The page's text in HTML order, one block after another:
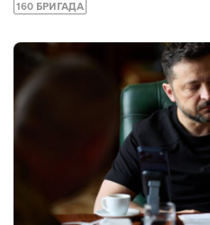
160 БРИГАДА